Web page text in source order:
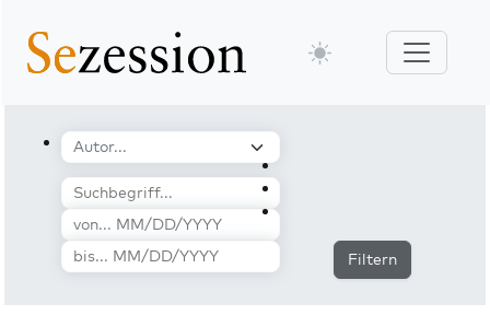
Filtern